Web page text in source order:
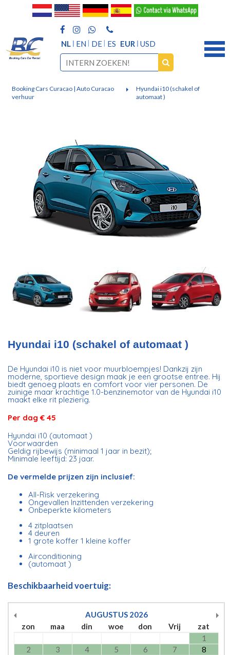
NL EN DE ES EUR USD
Booking Cars Curacao | Auto Curacao
verhuur
Hyundai i10 (schakel of
automaat )
Hyundai i10 (schakel of automaat )
De Hyundai i10 is niet voor muurbloempjes! Dankzij zijn
moderne, sportieve design maak je een grootse entree. Hij
biedt genoeg plaats en comfort voor vier personen. De
zuinige maar krachtige 1.0-benzinemotor van de Hyundai i10
maakt elke rit plezierig.
Per dag€ 45
Hyundai i10 (automaat )
Voorwaarden
Geldig rijbewijs (minimaal 1 jaar in bezit);
Minimale leeftijd: 23 jaar.
De vermelde prijzen zijn inclusief:
All-Risk verzekering
Ongevallen Inzittenden verzekering
Onbeperkte kilometers
4 zitplaatsen
4 deuren
1 grote koffer 1 kleine koffer
Airconditioning
(automaat )
Beschikbaarheid voertuig:
AUGUSTUS 2026
zon
maa din woe don Vrij
zat
1
2
3 4 5 6 7
8